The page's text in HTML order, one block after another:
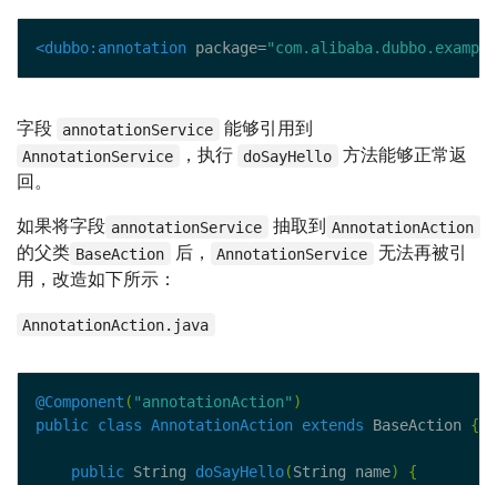
<dubbo:annotation package=
字段 annotationService 能够引用到
AnnotationService ，执行 doSayHello
方法能够正常返
回。
如果将字段 annotationService 抽取到 AnnotationAction
的父类 BaseAction 后， AnnotationService
无法再被引
用，改造如下所示：
AnnotationAction.java
@Component ( "annotationAction" )
public class AnnotationAction extends BaseAction {
public String doSayHello(String name)
{